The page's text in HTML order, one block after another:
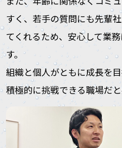
すく、若手の質問にも先輩
てくれるため、安心して業
す。
組織と個人がともに成長を
積極的に挑戦できる職場だ